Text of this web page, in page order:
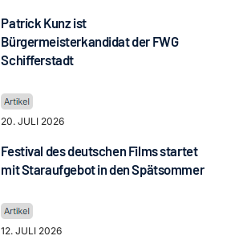
Patrick Kunz ist
Bürgermeisterkandidat der FWG
Schifferstadt
20. JULI 2026
Festival des deutschen Films startet
mit Staraufgebot in den Spätsommer
12. JULI 2026